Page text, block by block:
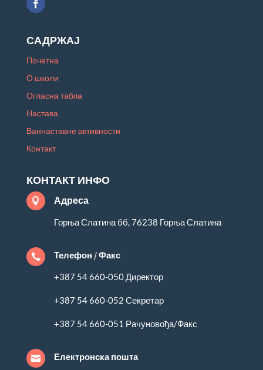
САДРЖАЈ
Почетна
О школи
Огласна табла
Настава
Ваннаставне активности
Контакт
КОНТАКТ ИНФО
 Адреса
Горња Слатина бб, 76238 Горња Слатина
 Телефон / Факс
+387 54 660-050 Директор
+387 54 660-052 Секретар
+387 54 660-051 Рачуновођа/Факс
 Електронска пошта